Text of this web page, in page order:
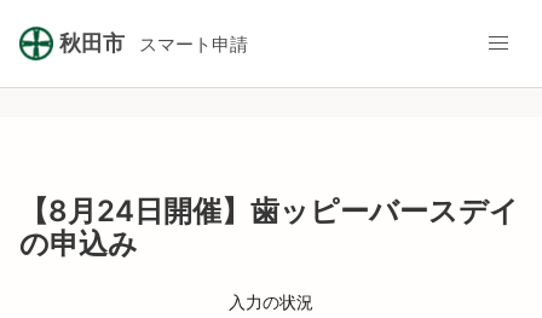
秋田市 スマート申請
【8月24日開催】歯ッピーバースデイ
の申込み
入力の状況